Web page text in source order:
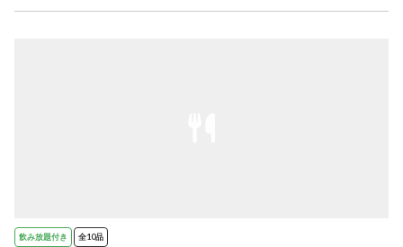
飲み放題付き 全10品